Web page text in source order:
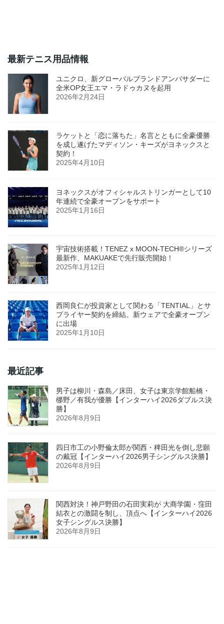
最新テニス用品情報
ユニクロ、新グローバルブランドアンバサダーに
全米OP女王エマ・ラドゥカヌを起用
2026年2月24日
ラケットと「恋に落ちた」名言とともに全豪優勝
を成し遂げたマディソン・キーズがヨネックスと
契約！
2025年4月10日
ヨネックスがオフィシャルストリンガーとして10
年連続で全豪オープンをサポート
2025年1月16日
宇宙技術搭載！TENEZ x MOON-TECH®シリーズ
最新作、MAKUAKEで先行販売開始！
2025年1月12日
西岡良仁が投資家として関わる「TENTIAL」とサ
プライヤー契約を締結。新ウェアで全豪オープン
に出場
2025年1月10日
最近記事
男子は柳川・森島／床田、女子は東京学館船橋・
梛野／有我が優勝【インターハイ2026ダブルス決
勝】
2026年8月9日
四日市工の小野倫太郎が関西・稗田光を倒し悲願
の戴冠【インターハイ2026男子シングルス決勝】
2026年8月9日
関西対決！神戸野田の石田実莉が 大商学園・窪田
結衣との激闘を制し、頂点へ【インターハイ2026
女子シングルス決勝】
2026年8月9日